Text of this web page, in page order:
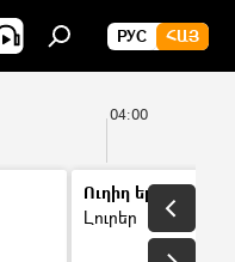
РУС ՀԱՅ
04:00
Ուղիղ եթեր
Լուրեր